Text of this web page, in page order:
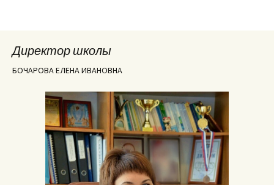
Директор школы
БОЧАРОВА ЕЛЕНА ИВАНОВНА